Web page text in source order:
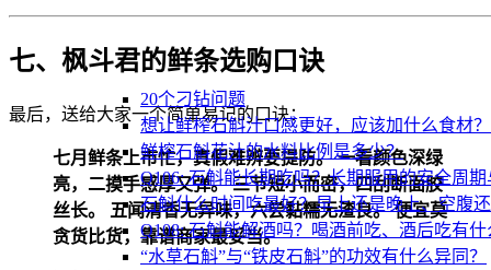
20个刁钻问题
想让鲜榨石斛汁口感更好，应该加什么食材？
鲜榨石斛花汁的水料比例是多少？
Q106: 石斛能长期吃吗？长期服用的安全周
石斛什么时间吃最好？早上还是晚上、空腹
Q108: 石斛能解酒吗？喝酒前吃、酒后吃有
“水草石斛”与“铁皮石斛”的功效有什么异同？
七、枫斗君的鲜条选购口诀
最后，送给大家一个简单易记的口诀：
七月鲜条上市忙，真假难辨要提防。 一看颜色深绿
亮，二摸手感厚又弹。 三节短小而密，四刮断面胶
丝长。
五闻清香无异味，六尝黏糯无渣良。 便宜莫
贪货比货，靠谱商家最妥当。